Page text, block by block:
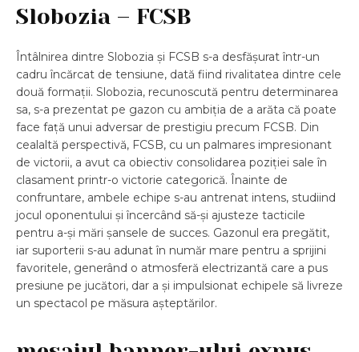
Slobozia – FCSB
Întâlnirea dintre Slobozia și FCSB s-a desfășurat într-un
cadru încărcat de tensiune, dată fiind rivalitatea dintre cele
două formații. Slobozia, recunoscută pentru determinarea
sa, s-a prezentat pe gazon cu ambiția de a arăta că poate
face față unui adversar de prestigiu precum FCSB. Din
cealaltă perspectivă, FCSB, cu un palmares impresionant
de victorii, a avut ca obiectiv consolidarea poziției sale în
clasament printr-o victorie categorică. Înainte de
confruntare, ambele echipe s-au antrenat intens, studiind
jocul oponentului și încercând să-și ajusteze tacticile
pentru a-și mări șansele de succes. Gazonul era pregătit,
iar suporterii s-au adunat în număr mare pentru a sprijini
favoritele, generând o atmosferă electrizantă care a pus
presiune pe jucători, dar a și impulsionat echipele să livreze
un spectacol pe măsura așteptărilor.